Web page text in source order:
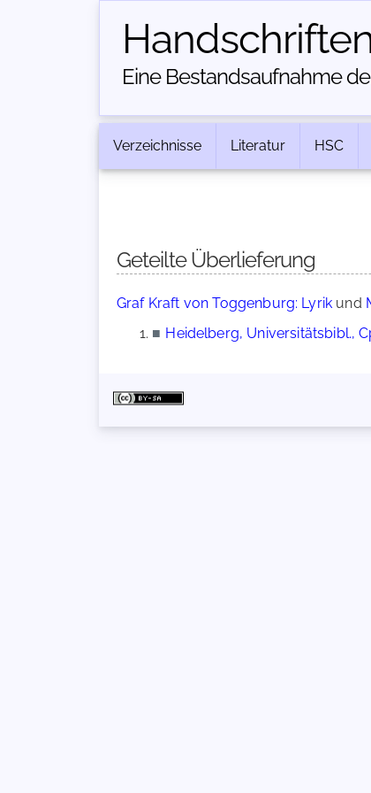
Eine Bestandsaufnahme
Verzeichnisse Literatur HSC
Geteilte Überlieferung
Graf Kraft von Toggenburg: Lyrik und
■ Heidelberg, Universitätsbibl.,